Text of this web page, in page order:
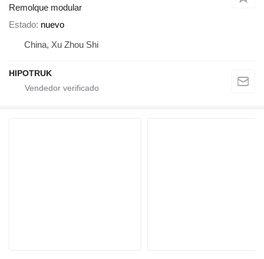
Remolque modular
Estado nuevo
China, Xu Zhou Shi
HIPOTRUK